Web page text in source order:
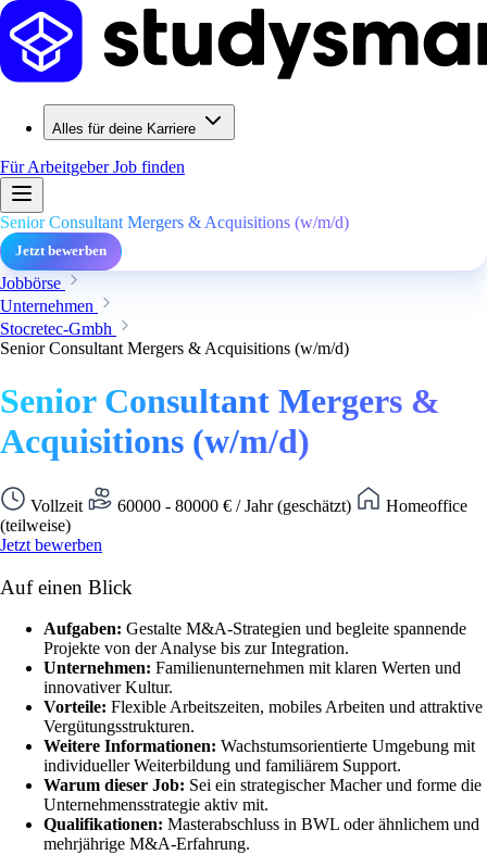
Alles für deine Karriere
Für ArbeitgeberJob finden
Senior Consultant Mergers & Acquisitions (w/m/d)
Jetzt bewerben
Jobbörse
Unternehmen
Stocretec-Gmbh
Senior Consultant Mergers & Acquisitions (w/m/d)
Senior Consultant Mergers &
Acquisitions (w/m/d)
Vollzeit 60000 - 80000 € / Jahr (geschätzt)
Homeoffice
(teilweise)
Jetzt bewerben
Auf einen Blick
Aufgaben: Gestalte M&A-Strategien und begleite spannende
Projekte von der Analyse bis zur Integration.
Unternehmen: Familienunternehmen mit klaren Werten und
innovativer Kultur.
Vorteile: Flexible Arbeitszeiten, mobiles Arbeiten und attraktive
Vergütungsstrukturen.
Weitere Informationen: Wachstumsorientierte Umgebung mit
individueller Weiterbildung und familiärem Support.
Warum dieser Job: Sei ein strategischer Macher und forme die
Unternehmensstrategie aktiv mit.
Qualifikationen: Masterabschluss in BWL oder ähnlichem und
mehrjährige M&A-Erfahrung.